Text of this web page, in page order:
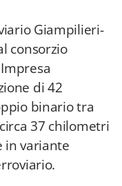
Giampilieri-
consorzio
di 42
binario tra
37 chilometri
in variante